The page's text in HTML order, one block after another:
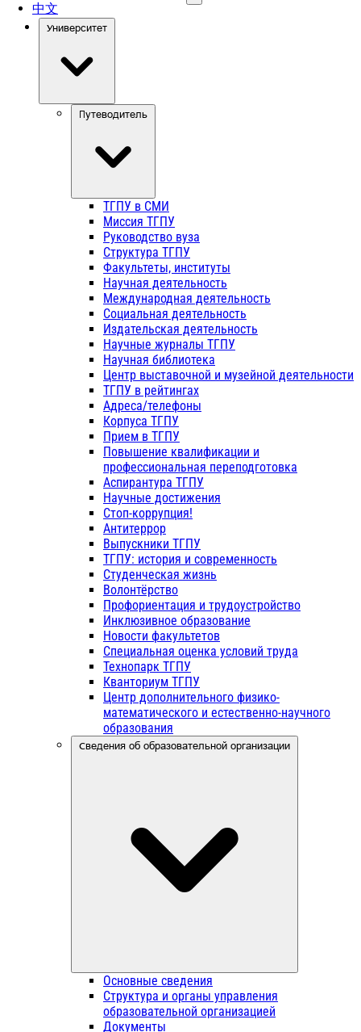
中文
Университет
Путеводитель
ТГПУ в СМИ
Миссия ТГПУ
Руководство вуза
Структура ТГПУ
Факультеты, институты
Научная деятельность
Международная деятельность
Социальная деятельность
Издательская деятельность
Научные журналы ТГПУ
Научная библиотека
Центр выставочной и музейной деятельности
ТГПУ в рейтингах
Адреса/телефоны
Корпуса ТГПУ
Прием в ТГПУ
Повышение квалификации и
профессиональная переподготовка
Аспирантура ТГПУ
Научные достижения
Стоп-коррупция!
Антитеррор
Выпускники ТГПУ
ТГПУ: история и современность
Студенческая жизнь
Волонтёрство
Профориентация и трудоустройство
Инклюзивное образование
Новости факультетов
Специальная оценка условий труда
Технопарк ТГПУ
Кванториум ТГПУ
Центр дополнительного физико-
математического и естественно-научного
образования
Сведения об образовательной организации
Основные сведения
Структура и органы управления
образовательной организацией
Документы